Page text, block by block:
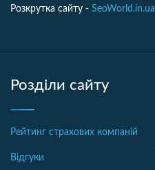
Розкрутка сайту - SeoWorld.in.ua
Розділи сайту
Рейтинг страхових компаній
Відгуки